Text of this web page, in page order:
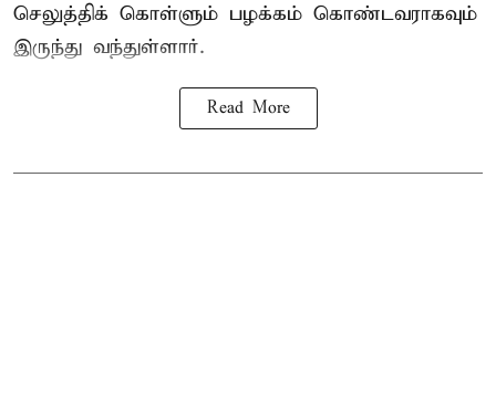
செலுத்திக் கொள்ளும் பழக்கம் கொண்டவராகவும்
இருந்து வந்துள்ளார்.
Read More